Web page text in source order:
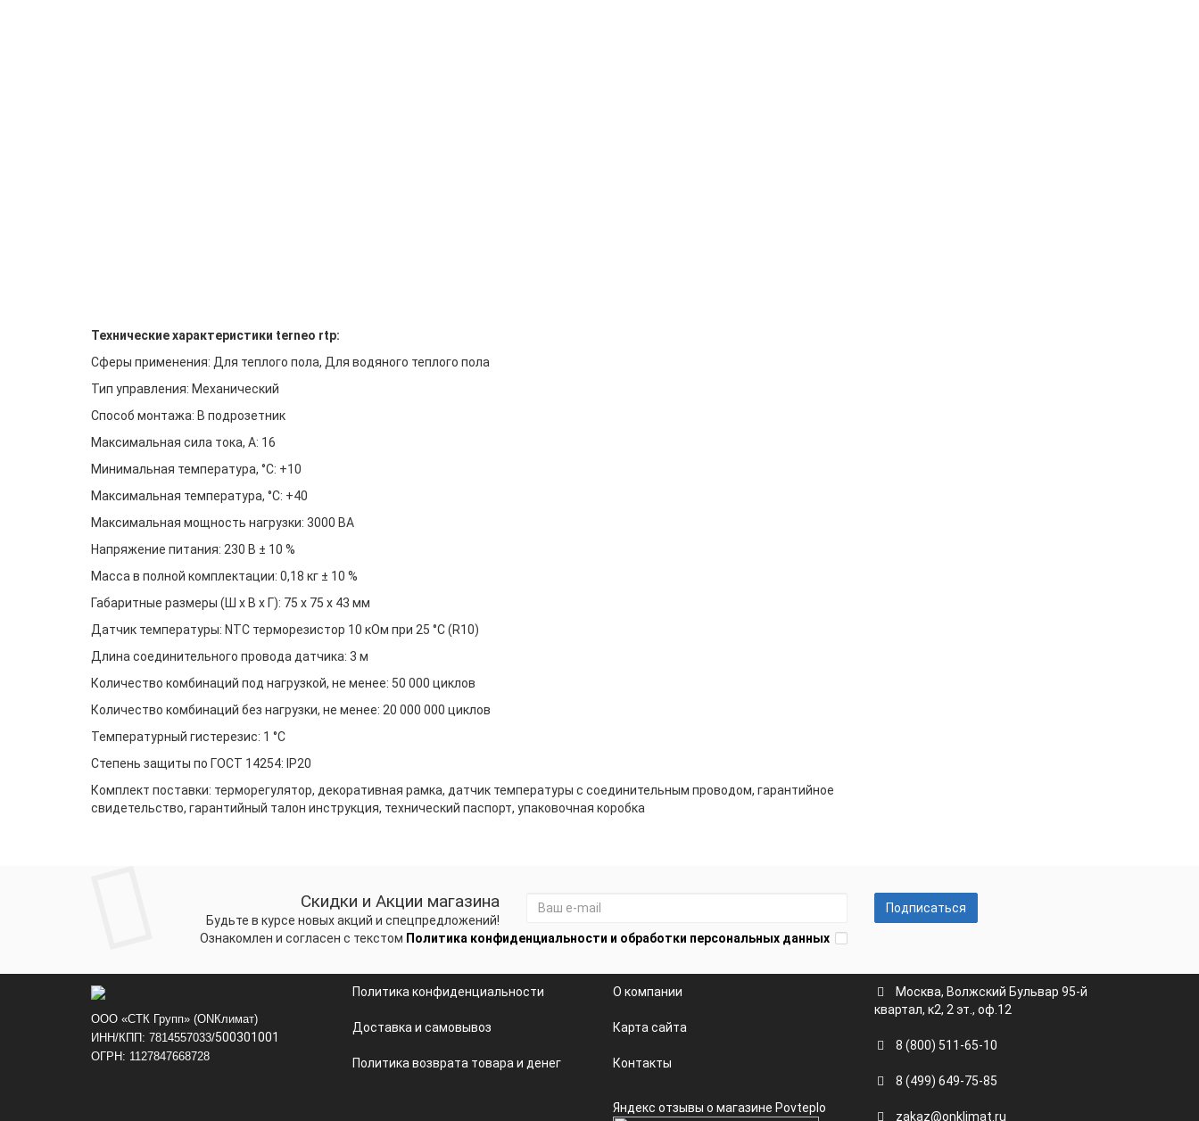
Технические характеристики terneo rtp:
Сферы применения: Для теплого пола, Для водяного теплого пола
Тип управления: Механический
Способ монтажа: В подрозетник
Максимальная сила тока, A: 16
Минимальная температура, °C: +10
Максимальная температура, °C: +40
Максимальная мощность нагрузки: 3000 ВА
Напряжение питания: 230 В ± 10 %
Масса в полной комплектации: 0,18 кг ± 10 %
Габаритные размеры (Ш х В х Г): 75 х 75 х 43 мм
Датчик температуры: NTC терморезистор 10 кОм при 25 °С (R10)
Длина соединительного провода датчика: 3 м
Количество комбинаций под нагрузкой, не менее: 50 000 циклов
Количество комбинаций без нагрузки, не менее: 20 000 000 циклов
Температурный гистерезис: 1 °С
Степень защиты по ГОСТ 14254: ІР20
Комплект поставки: терморегулятор, декоративная рамка, датчик температуры с соединительным проводом, гарантийное
свидетельство, гарантийный талон инструкция, технический паспорт, упаковочная коробка
Скидки и Акции магазина
Будьте в курсе новых акций и спецпредложений!
Подписаться
Ознакомлен и согласен с текстом Политика конфиденциальности и обработки персональных данных
ООО «СТК Групп» (ONКлимат)
ИНН/КПП: 7814557033/500301001
ОГРН: 1127847668728
Политика конфиденциальности
Доставка и самовывоз
Политика возврата товара и денег
О компании
Карта сайта
Контакты
Яндекс отзывы о магазине Povteplo
Москва, Волжский Бульвар 95-й
квартал, к2, 2 эт., оф.12
8 (800) 511-65-10
8 (499) 649-75-85
zakaz@onklimat.ru